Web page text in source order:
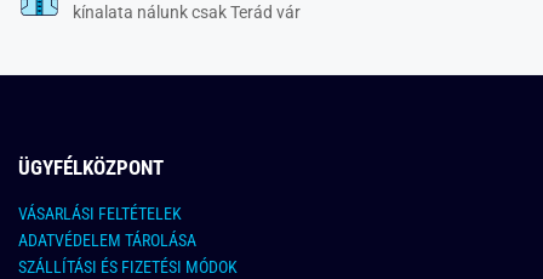
kínalata nálunk csak Terád vár
ÜGYFÉLKÖZPONT
VÁSARLÁSI FELTÉTELEK
ADATVÉDELEM TÁROLÁSA
SZÁLLÍTÁSI ÉS FIZETÉSI MÓDOK